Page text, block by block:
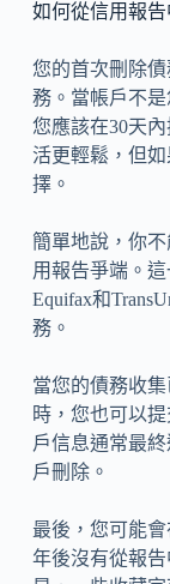
如何從信用報
您的首次刪除
務。當帳戶不
您應該在30天
活更輕鬆，但
擇。
簡單地說，你
用報告爭端。這
Equifax和
務。
當您的債務收
時，您也可以
戶信息通常最
戶刪除。
最後，您可能
年後沒有從報